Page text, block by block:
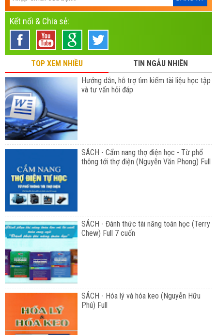
Kết nối & Chia sẻ:
TOP XEM NHIỀU
TIN NGẪU NHIÊN
Hướng dẫn, hỗ trợ tìm kiếm tài liệu học tập
và tư vấn hỏi đáp
SÁCH - Cẩm nang thợ điện học - Từ phổ
thông tới thợ điện (Nguyễn Văn Phong) Full
SÁCH - Đánh thức tài năng toán học (Terry
Chew) Full 7 cuốn
SÁCH - Hóa lý và hóa keo (Nguyễn Hữu
Phú) Full